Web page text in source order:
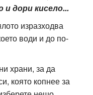
и дори кисело...
изразходва
води и до по-
храни, за да
която копнее за